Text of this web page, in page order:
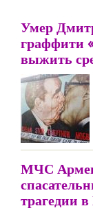
Умер
граффити
выжить
МЧС
трагедии